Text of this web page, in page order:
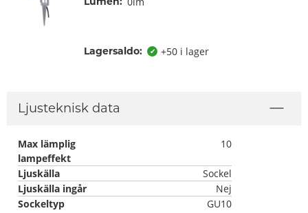
Lagersaldo: ✔ +50 i lager
Ljusteknisk data
Max lämplig
lampeffekt
10
Ljuskälla
Sockel
Ljuskälla ingår
Nej
Sockeltyp
GU10